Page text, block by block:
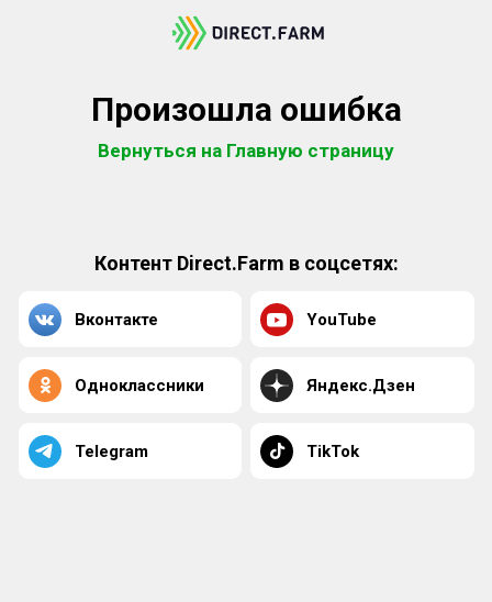
Произошла ошибка
Вернуться на Главную страницу
Контент Direct.Farm в соцсетях:
Вконтакте YouTube
Одноклассники Яндекс.Дзен
Telegram TikTok